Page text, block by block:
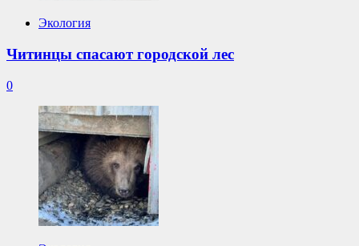
Экология
Читинцы спасают городской лес
0